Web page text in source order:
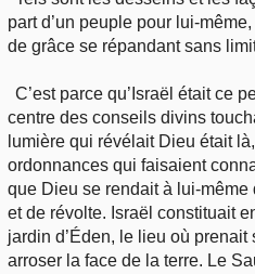
part d’un peuple pour lui-
de grâce se répandant sans
C’est parce qu’Israël était ce
centre des conseils divins
lumière qui révélait Dieu était
ordonnances qui faisaient
que Dieu se rendait à lui-
et de révolte. Israël constituait
jardin d’Éden, le lieu où
arroser la face de la terre. Le